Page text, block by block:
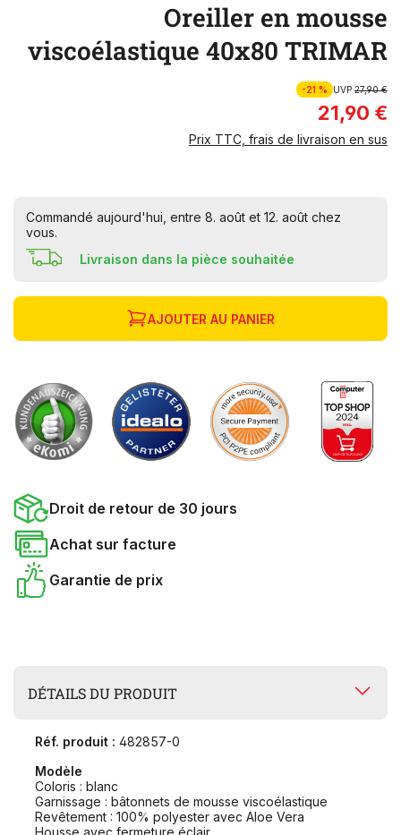
Oreiller en mousse
viscoélastique 40x80 TRIMAR
-21 % UVP27,90 €
21,90 €
Prix TTC, frais de livraison en sus
Commandé aujourd'hui, entre 8. août et 12. août chez
vous.
Livraison dans la pièce souhaitée
AJOUTER AU PANIER
Droit de retour de 30 jours
Achat sur facture
Garantie de prix
DÉTAILS DU PRODUIT
Réf. produit : 482857-0
Modèle
Coloris : blanc
Garnissage : bâtonnets de mousse viscoélastique
Revêtement : 100% polyester avec Aloe Vera